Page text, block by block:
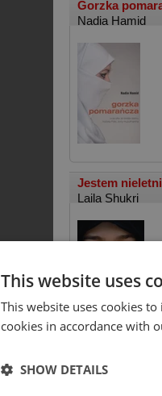
Gorzka
Nadia Hamid
Jestem
Laila Shukri
Eddie Jaku
This website uses
This website uses cookies
cookies in accordance with
SHOW DETAILS